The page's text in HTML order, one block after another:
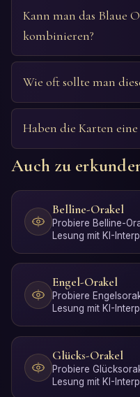
Kann man das Blaue
kombinieren?
Wie oft sollte man
Haben die Karten
Auch zu
Belline-Orakel
Probiere Belline-
Lesung mit KI-
Engel-Orakel
Probiere
Lesung mit KI-
Glücks-Orakel
Probiere
Lesung mit KI-